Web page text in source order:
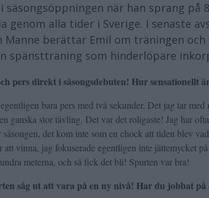
säsongsöppningen när han sprang på
genom alla tider i Sverige. I senaste
Manne berättar Emil om träningen
spänstträning som hinderlöpare
pers direkt i säsongsdebuten! Hur sensationellt
bara pers med två sekunder. Det jag tar
ganska stor tävling. Det var det roligaste! Jag har
säsongen, det kom inte som en chock att tiden blev
att vinna, jag fokuserade egentligen inte jättemycket
meterna, och så fick det bli! Spurten var bra!
såg ut att vara på en ny nivå! Har du jobbat på